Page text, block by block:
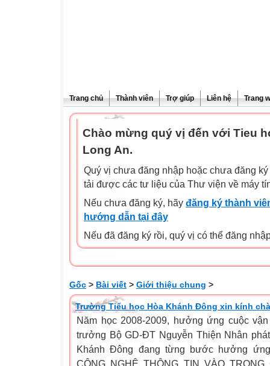
Trang chủ Thành viên Trợ giúp Liên hệ Trang
Chào mừng quý vị đến với Tieu
Long An.
Quý vị chưa đăng nhập hoặc chưa đăng
tải được các tư liệu của Thư viện về máy
Nếu chưa đăng ký, hãy đăng ký thành
hướng dẫn tại đây
Nếu đã đăng ký rồi, quý vị có thể đăng
Gốc > Bài viết > Giới thiệu chung >
Trường Tiểu học Hòa Khánh Đông xin kính
Năm học 2008-2009, hưởng ứng cuộc
trưởng Bộ GD-ĐT Nguyễn Thiện Nhân
Khánh Đông đang từng bước hưởng
CÔNG NGHỆ THÔNG TIN VÀO